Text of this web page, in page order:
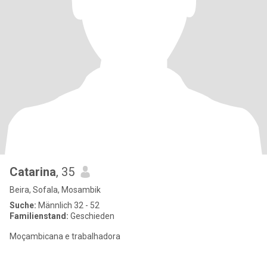
Catarina, 35
Beira, Sofala, Mosambik
Suche: Männlich 32 - 52
Familienstand: Geschieden
Moçambicana e trabalhadora